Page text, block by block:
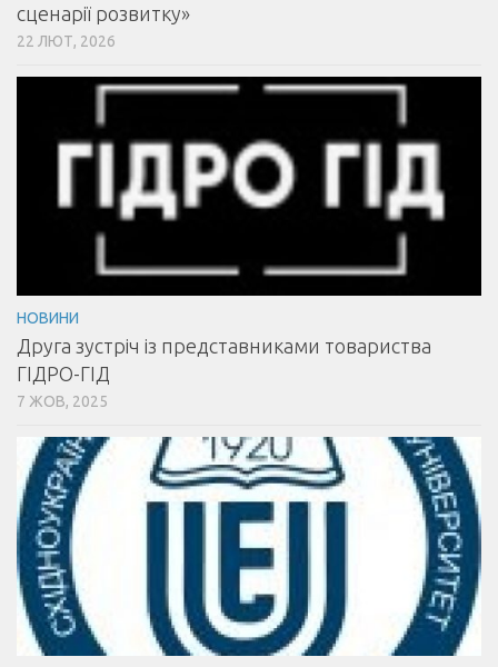
сценарії розвитку»
22 ЛЮТ, 2026
НОВИНИ
Друга зустріч із представниками товариства
ГІДРО-ГІД
7 ЖОВ, 2025